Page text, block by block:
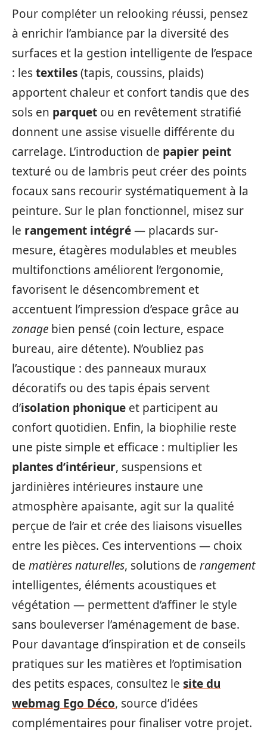
Pour compléter un relooking réussi, pensez
à enrichir l’ambiance par la diversité des
surfaces et la gestion intelligente de l’espace
: lestextiles(tapis, coussins, plaids)
apportent chaleur et confort tandis que des
sols en parquet ou en revêtement stratifié
donnent une assise visuelle différente du
carrelage. L’introduction de papier peint
texturé ou de lambris peut créer des points
focaux sans recourir systématiquement à la
peinture. Sur le plan fonctionnel, misez sur
le rangement intégré— placards sur-
mesure, étagères modulables et meubles
multifonctions améliorent l’ergonomie,
favorisent le désencombrement et
accentuent l’impression d’espace grâce au
zonage bien pensé (coin lecture, espace
bureau, aire détente). N’oubliez pas
l’acoustique : des panneaux muraux
décoratifs ou des tapis épais servent
d’isolation phonique et participent au
confort quotidien. Enfin, la biophilie reste
une piste simple et efficace : multiplier les
plantes d’intérieur, suspensions et
jardinières intérieures instaure une
atmosphère apaisante, agit sur la qualité
perçue de l’air et crée des liaisons visuelles
entre les pièces. Ces interventions — choix
de matières naturelles, solutions de rangement
intelligentes, éléments acoustiques et
végétation — permettent d’affiner le style
sans bouleverser l’aménagement de base.
Pour davantage d’inspiration et de conseils
pratiques sur les matières et l’optimisation
des petits espaces, consultez le site du
webmag Ego Déco, source d’idées
complémentaires pour finaliser votre projet.